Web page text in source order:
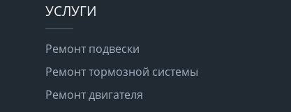
УСЛУГИ
Ремонт подвески
Ремонт тормозной системы
Ремонт двигателя